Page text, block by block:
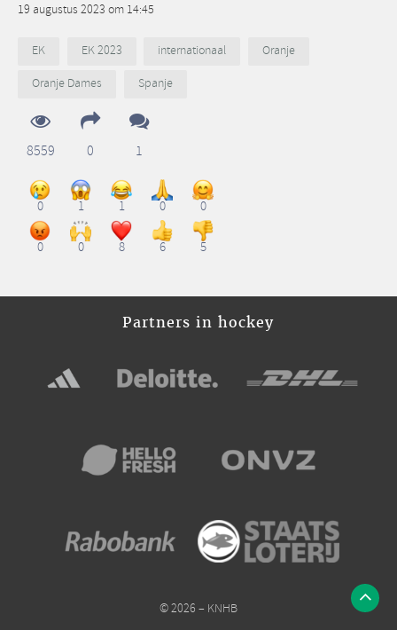
19 augustus 2023 om 14:45
EK EK 2023 internationaal
Oranje
Oranje Dames
Spanje
8559 0 1
0 1 1 0 0
0 0 8 6 5
Partners in hockey
© 2026 – KNHB